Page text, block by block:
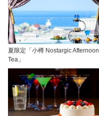
夏限定「小樽 Nostargic Afternoon
Tea」